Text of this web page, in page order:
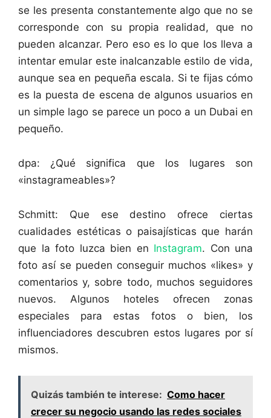
se les presenta constantemente algo que no se
corresponde con su propia realidad, que no
pueden alcanzar. Pero eso es lo que los lleva a
intentar emular este inalcanzable estilo de vida,
aunque sea en pequeña escala. Si te fijas cómo
es la puesta de escena de algunos usuarios en
un simple lago se parece un poco a un Dubai en
pequeño.
dpa: ¿Qué significa que los lugares son
«instagrameables»?
Schmitt: Que ese destino ofrece ciertas
cualidades estéticas o paisajísticas que harán
que la foto luzca bien en Instagram. Con una
foto así se pueden conseguir muchos «likes» y
comentarios y, sobre todo, muchos seguidores
nuevos. Algunos hoteles ofrecen zonas
especiales para estas fotos o bien, los
influenciadores descubren estos lugares por sí
mismos.
Quizás también te interese: Como hacer
crecer su negocio usando las redes sociales